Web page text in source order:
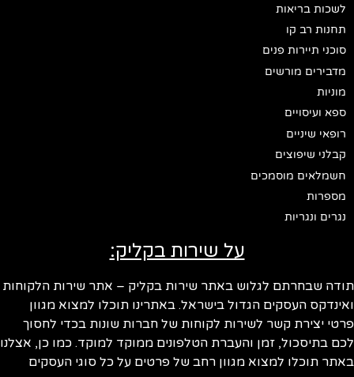
לשכות בריאות
תחנות רב קו
סוכני תיירות פנים
מדבירים מורשים
מוניות
ספא ועיסויים
רופאי שיניים
קבלני שיפוצים
חשמלאים מוסמכים
מספרות
נגרים ונגריות
על שירות בקליק:
תודה שבחרתם לגלוש באתר שירות בקליק – אתר שירות הלקוחות
ואינדקס העסקים הגדול בישראל. באתרינו תוכלו למצוא מגוון
פרטי יצירת קשר לשירות לקוחות של חברות שונות בכדי לחסוך
לכם בתיסכול, זמן והעברת הטלפונים ממוקד למוקד. כמו כן, אצלנו
באתר תוכלו למצוא מגוון רחב של פרטים על כל סוגי העסקים